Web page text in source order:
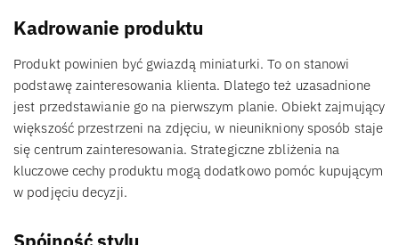
Kadrowanie produktu
Produkt powinien być gwiazdą miniaturki. To on stanowi
podstawę zainteresowania klienta. Dlatego też uzasadnione
jest przedstawianie go na pierwszym planie. Obiekt zajmujący
większość przestrzeni na zdjęciu, w nieunikniony sposób staje
się centrum zainteresowania. Strategiczne zbliżenia na
kluczowe cechy produktu mogą dodatkowo pomóc kupującym
w podjęciu decyzji.